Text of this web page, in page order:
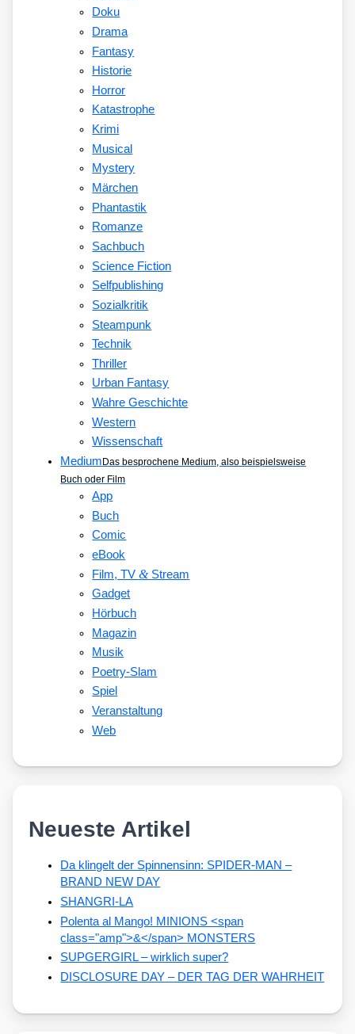
Doku
Drama
Fantasy
Historie
Horror
Katastrophe
Krimi
Musical
Mystery
Märchen
Phantastik
Romanze
Sachbuch
Science Fiction
Selfpublishing
Sozialkritik
Steampunk
Technik
Thriller
Urban Fantasy
Wahre Geschichte
Western
Wissenschaft
Medium Das besprochene Medium, also beispielsweise
Buch oder Film
App
Buch
Comic
eBook
Film, TV&Stream
Gadget
Hörbuch
Magazin
Musik
Poetry-Slam
Spiel
Veranstaltung
Web
Neueste Artikel
Da klingelt der Spinnensinn: SPIDER-MAN –
BRAND NEW DAY
SHANGRI-LA
Polenta al Mango! MINIONS <span
class="amp">&</span> MONSTERS
SUPGERGIRL – wirklich super?
DISCLOSURE DAY – DER TAG DER WAHRHEIT